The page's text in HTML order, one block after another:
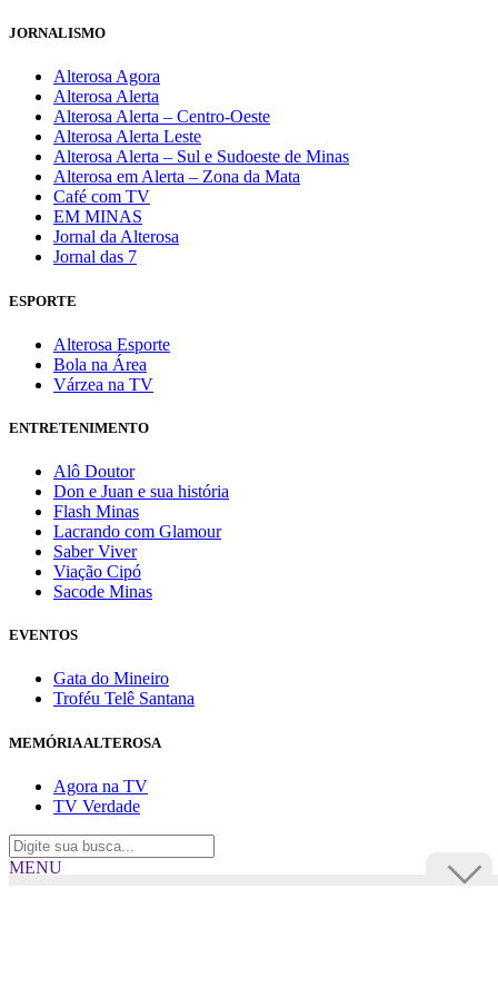
JORNALISMO
Alterosa Agora
Alterosa Alerta
Alterosa Alerta – Centro-Oeste
Alterosa Alerta Leste
Alterosa Alerta – Sul e Sudoeste de Minas
Alterosa em Alerta – Zona da Mata
Café com TV
EM MINAS
Jornal da Alterosa
Jornal das 7
ESPORTE
Alterosa Esporte
Bola na Área
Várzea na TV
ENTRETENIMENTO
Alô Doutor
Don e Juan e sua história
Flash Minas
Lacrando com Glamour
Saber Viver
Viação Cipó
Sacode Minas
EVENTOS
Gata do Mineiro
Troféu Telê Santana
MEMÓRIA ALTEROSA
Agora na TV
TV Verdade
MENU